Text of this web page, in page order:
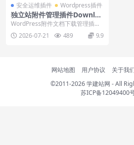
安全运维插件 Wordpress插件
独立站附件管理插件Downloa
d Manager Pro下载安装视频
WordPress附件文档下载管理插件
Wordpress download ma...
2026-07-21 489 9.9
网站地图 用户协议 关于我
©2011-2026学建站网 - All
苏ICP备12049400